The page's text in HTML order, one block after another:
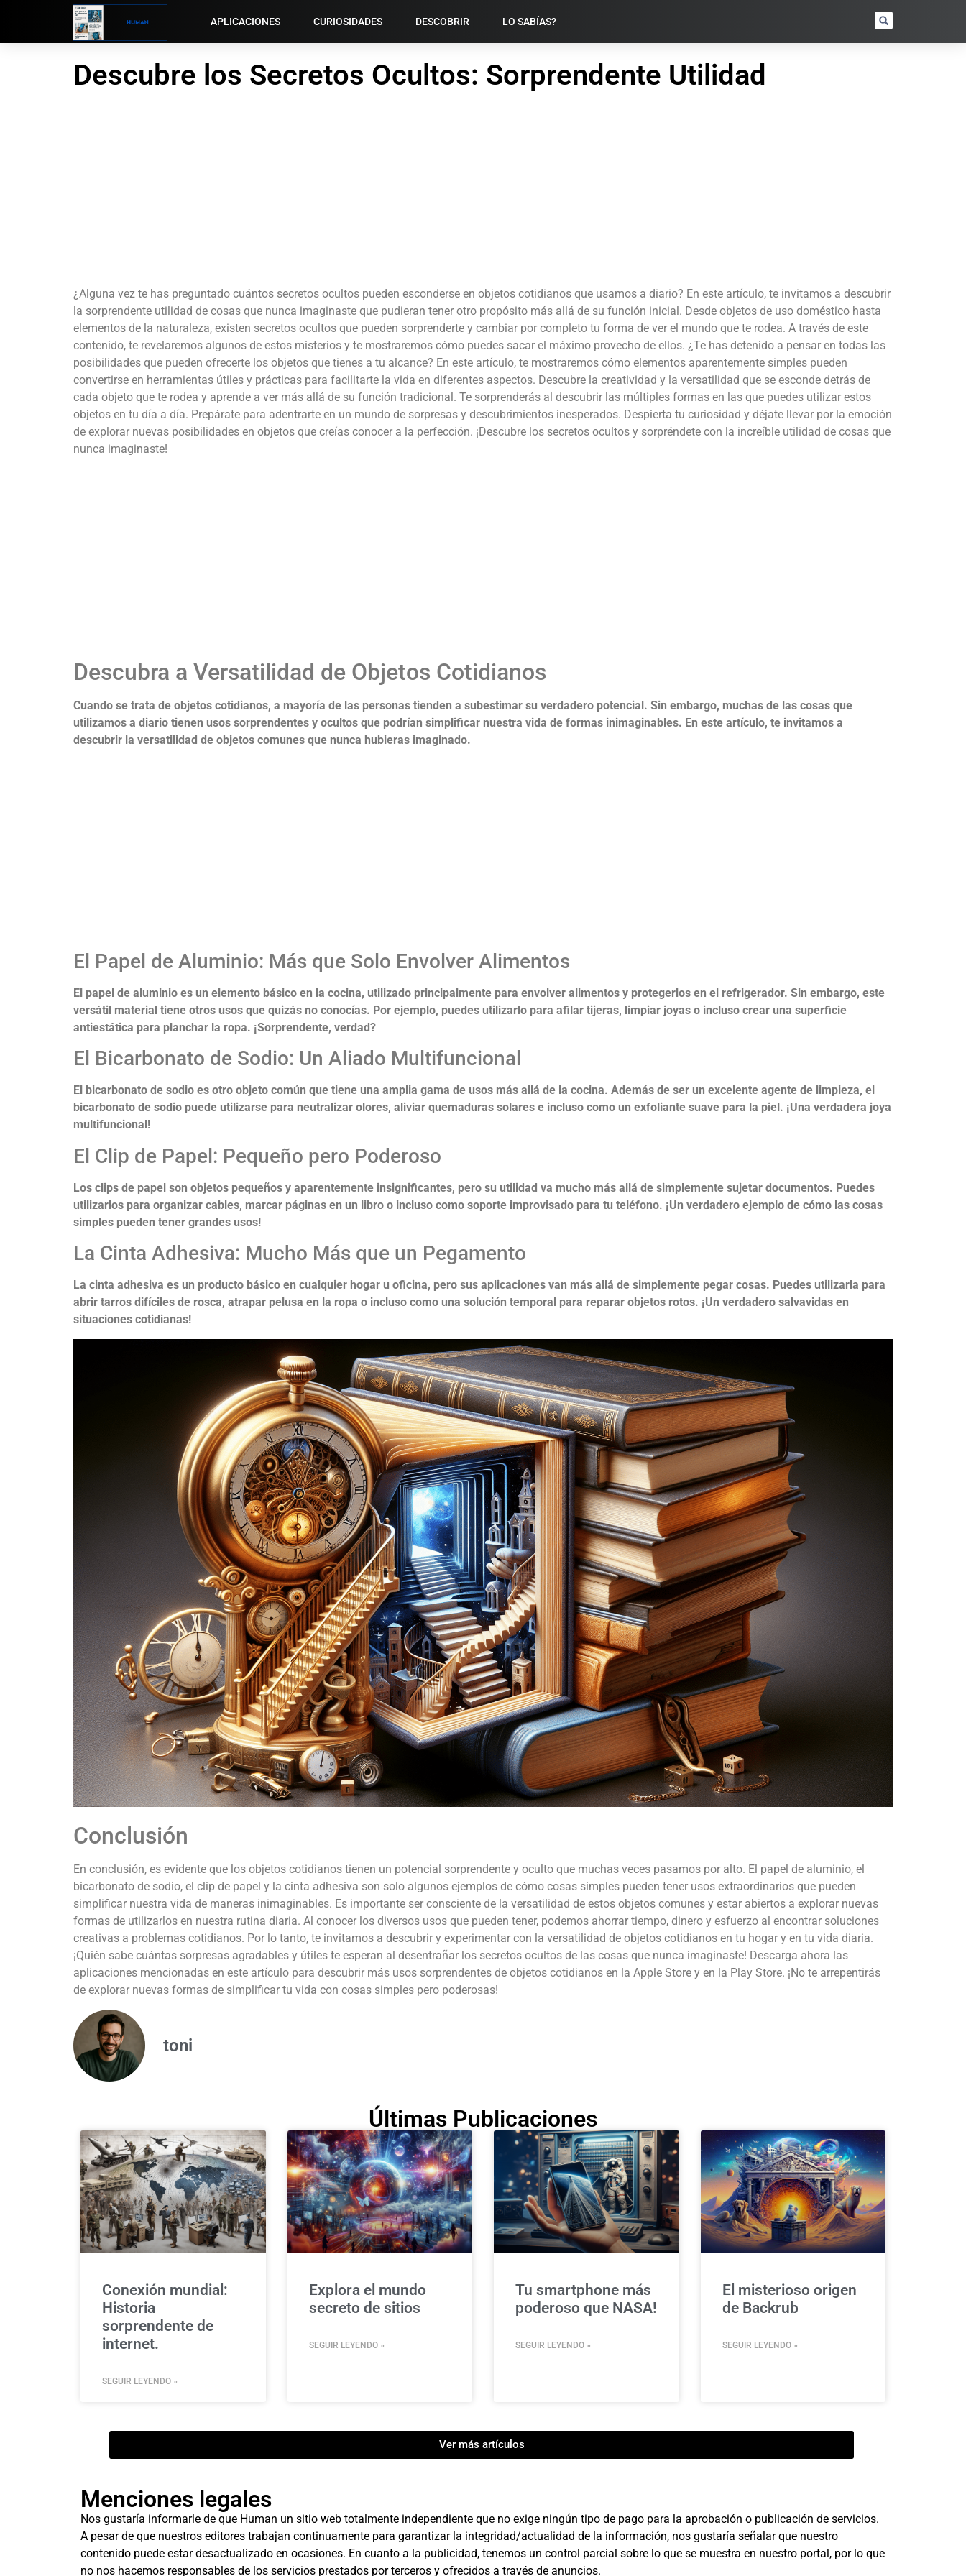
APLICACIONES CURIOSIDADES DESCOBRIR LO SABÍAS?
Descubre los Secretos Ocultos: Sorprendente Utilidad
¿Alguna vez te has preguntado cuántos secretos ocultos pueden esconderse en objetos cotidianos que usamos a diario? En este artículo, te invitamos a descubrir
la sorprendente utilidad de cosas que nunca imaginaste que pudieran tener otro propósito más allá de su función inicial. Desde objetos de uso doméstico hasta
elementos de la naturaleza, existen secretos ocultos que pueden sorprenderte y cambiar por completo tu forma de ver el mundo que te rodea. A través de este
contenido, te revelaremos algunos de estos misterios y te mostraremos cómo puedes sacar el máximo provecho de ellos. ¿Te has detenido a pensar en todas las
posibilidades que pueden ofrecerte los objetos que tienes a tu alcance? En este artículo, te mostraremos cómo elementos aparentemente simples pueden
convertirse en herramientas útiles y prácticas para facilitarte la vida en diferentes aspectos. Descubre la creatividad y la versatilidad que se esconde detrás de
cada objeto que te rodea y aprende a ver más allá de su función tradicional. Te sorprenderás al descubrir las múltiples formas en las que puedes utilizar estos
objetos en tu día a día. Prepárate para adentrarte en un mundo de sorpresas y descubrimientos inesperados. Despierta tu curiosidad y déjate llevar por la emoción
de explorar nuevas posibilidades en objetos que creías conocer a la perfección. ¡Descubre los secretos ocultos y sorpréndete con la increíble utilidad de cosas que
nunca imaginaste!
Descubra a Versatilidad de Objetos Cotidianos
Cuando se trata de objetos cotidianos, a mayoría de las personas tienden a subestimar su verdadero potencial. Sin embargo, muchas de las cosas que
utilizamos a diario tienen usos sorprendentes y ocultos que podrían simplificar nuestra vida de formas inimaginables. En este artículo, te invitamos a
descubrir la versatilidad de objetos comunes que nunca hubieras imaginado.
El Papel de Aluminio: Más que Solo Envolver Alimentos
El papel de aluminio es un elemento básico en la cocina, utilizado principalmente para envolver alimentos y protegerlos en el refrigerador. Sin embargo, este
versátil material tiene otros usos que quizás no conocías. Por ejemplo, puedes utilizarlo para afilar tijeras, limpiar joyas o incluso crear una superficie
antiestática para planchar la ropa. ¡Sorprendente, verdad?
El Bicarbonato de Sodio: Un Aliado Multifuncional
El bicarbonato de sodio es otro objeto común que tiene una amplia gama de usos más allá de la cocina. Además de ser un excelente agente de limpieza, el
bicarbonato de sodio puede utilizarse para neutralizar olores, aliviar quemaduras solares e incluso como un exfoliante suave para la piel. ¡Una verdadera joya
multifuncional!
El Clip de Papel: Pequeño pero Poderoso
Los clips de papel son objetos pequeños y aparentemente insignificantes, pero su utilidad va mucho más allá de simplemente sujetar documentos. Puedes
utilizarlos para organizar cables, marcar páginas en un libro o incluso como soporte improvisado para tu teléfono. ¡Un verdadero ejemplo de cómo las cosas
simples pueden tener grandes usos!
La Cinta Adhesiva: Mucho Más que un Pegamento
La cinta adhesiva es un producto básico en cualquier hogar u oficina, pero sus aplicaciones van más allá de simplemente pegar cosas. Puedes utilizarla para
abrir tarros difíciles de rosca, atrapar pelusa en la ropa o incluso como una solución temporal para reparar objetos rotos. ¡Un verdadero salvavidas en
situaciones cotidianas!
Conclusión
En conclusión, es evidente que los objetos cotidianos tienen un potencial sorprendente y oculto que muchas veces pasamos por alto. El papel de aluminio, el
bicarbonato de sodio, el clip de papel y la cinta adhesiva son solo algunos ejemplos de cómo cosas simples pueden tener usos extraordinarios que pueden
simplificar nuestra vida de maneras inimaginables. Es importante ser consciente de la versatilidad de estos objetos comunes y estar abiertos a explorar nuevas
formas de utilizarlos en nuestra rutina diaria. Al conocer los diversos usos que pueden tener, podemos ahorrar tiempo, dinero y esfuerzo al encontrar soluciones
creativas a problemas cotidianos. Por lo tanto, te invitamos a descubrir y experimentar con la versatilidad de objetos cotidianos en tu hogar y en tu vida diaria.
¡Quién sabe cuántas sorpresas agradables y útiles te esperan al desentrañar los secretos ocultos de las cosas que nunca imaginaste! Descarga ahora las
aplicaciones mencionadas en este artículo para descubrir más usos sorprendentes de objetos cotidianos en la Apple Store y en la Play Store. ¡No te arrepentirás
de explorar nuevas formas de simplificar tu vida con cosas simples pero poderosas!
toni
Últimas Publicaciones
Conexión mundial:
Historia
sorprendente de
internet.
SEGUIR LEYENDO »
Explora el mundo
secreto de sitios
SEGUIR LEYENDO »
Tu smartphone más
poderoso que NASA!
SEGUIR LEYENDO »
El misterioso origen
de Backrub
SEGUIR LEYENDO »
Ver más artículos
Menciones legales
Nos gustaría informarle de que Human un sitio web totalmente independiente que no exige ningún tipo de pago para la aprobación o publicación de servicios.
A pesar de que nuestros editores trabajan continuamente para garantizar la integridad/actualidad de la información, nos gustaría señalar que nuestro
contenido puede estar desactualizado en ocasiones. En cuanto a la publicidad, tenemos un control parcial sobre lo que se muestra en nuestro portal, por lo que
no nos hacemos responsables de los servicios prestados por terceros y ofrecidos a través de anuncios.